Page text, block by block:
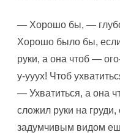
— Хорошо бы, —
Хорошо было бы, если
руки, а она чтоб —
у-ууух! Чтоб
— Ухватиться, а она
сложил руки на
задумчивым видом